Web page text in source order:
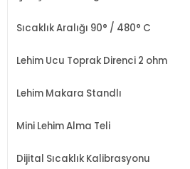
Sıcaklık Aralığı 90° / 480° C
Lehim Ucu Toprak Direnci 2 ohm
Lehim Makara Standlı
Mini Lehim Alma Teli
Dijital Sıcaklık Kalibrasyonu